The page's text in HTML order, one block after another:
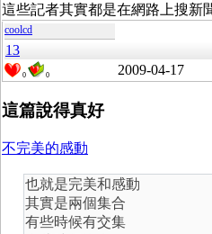
這些記者其實都是在網路上搜新
coolcd
13
0 0 2009-04-17
這篇說得真好
不完美的感動
也就是完美和感動
其實是兩個集合
有些時候有交集